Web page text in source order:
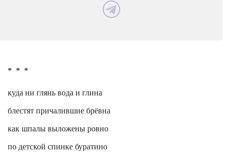
* * *
куда ни глянь вода и глина
блестят причалившие брёвна
как шпалы выложены ровно
по детской спинке буратино